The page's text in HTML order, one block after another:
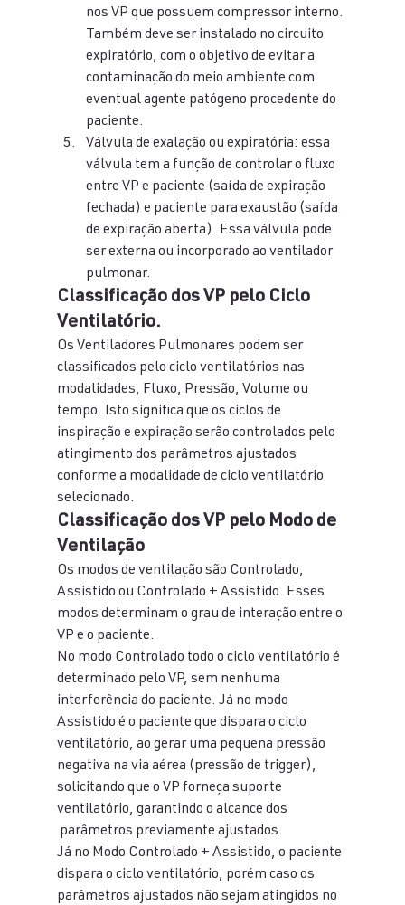
nos VP que possuem compressor interno.
Também deve ser instalado no circuito
expiratório, com o objetivo de evitar a
contaminação do meio ambiente com
eventual agente patógeno procedente do
paciente.
Válvula de exalação ou expiratória: essa
válvula tem a função de controlar o fluxo
entre VP e paciente (saída de expiração
fechada) e paciente para exaustão (saída
de expiração aberta). Essa válvula pode
ser externa ou incorporado ao ventilador
pulmonar.
Classificação dos VP pelo Ciclo
Ventilatório.
Os Ventiladores Pulmonares podem ser
classificados pelo ciclo ventilatórios nas
modalidades, Fluxo, Pressão, Volume ou
tempo. Isto significa que os ciclos de
inspiração e expiração serão controlados pelo
atingimento dos parâmetros ajustados
conforme a modalidade de ciclo ventilatório
selecionado.
Classificação dos VP pelo Modo de
Ventilação
Os modos de ventilação são Controlado,
Assistido ou Controlado + Assistido. Esses
modos determinam o grau de interação entre o
VP e o paciente.
No modo Controlado todo o ciclo ventilatório é
determinado pelo VP, sem nenhuma
interferência do paciente. Já no modo
Assistido é o paciente que dispara o ciclo
ventilatório, ao gerar uma pequena pressão
negativa na via aérea (pressão de trigger),
solicitando que o VP forneça suporte
ventilatório, garantindo o alcance dos
parâmetros previamente ajustados.
Já no Modo Controlado + Assistido, o paciente
dispara o ciclo ventilatório, porém caso os
parâmetros ajustados não sejam atingidos no